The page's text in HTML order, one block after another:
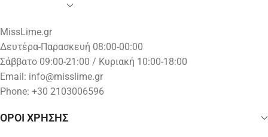
MissLime.gr
Δευτέρα-Παρασκευή 08:00-00:00
Σάββατο 09:00-21:00 / Κυριακή 10:00-18:00
Email: info@misslime.gr
Phone: +30 2103006596
ΟΡΟΙ ΧΡΗΣΗΣ